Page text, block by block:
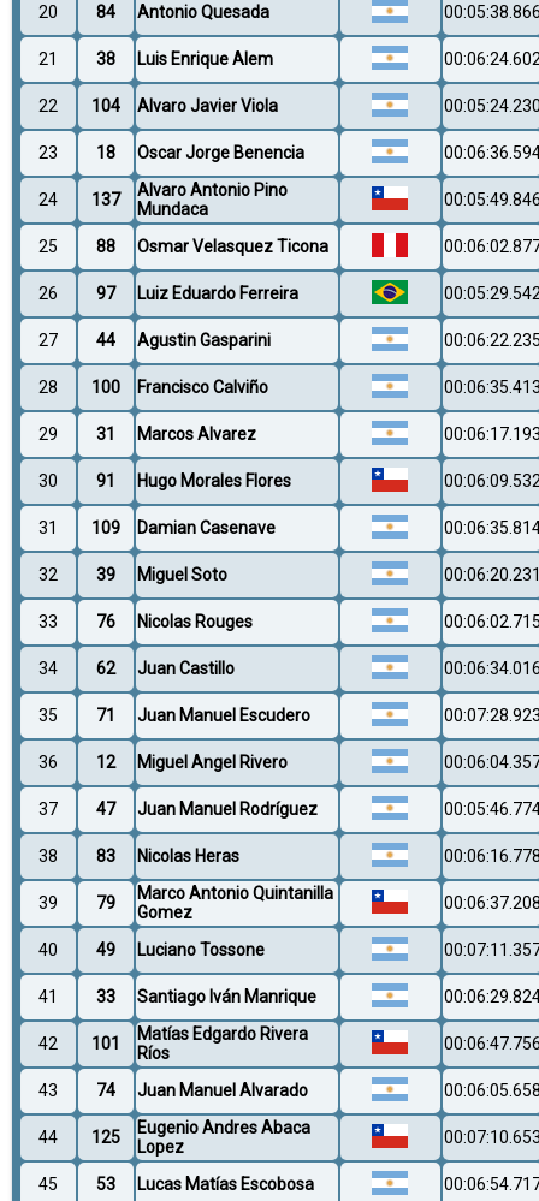
20 84 Antonio Quesada
21 38 Luis Enrique Alem
22 104 Alvaro Javier Viola
23 18 Oscar Jorge Benencia
24 137
Alvaro Antonio Pino
Mundaca
25 88 Osmar Velasquez Ticona
26 97 Luiz Eduardo Ferreira
27 44 Agustin Gasparini
28 100 Francisco Calviño
29 31 Marcos Alvarez
30 91 Hugo Morales Flores
31 109 Damian Casenave
32 39 Miguel Soto
33 76 Nicolas Rouges
34 62 Juan Castillo
35 71 Juan Manuel Escudero
36 12 Miguel Angel Rivero
37 47 Juan Manuel Rodríguez
38 83 Nicolas Heras
39 79
Marco Antonio Quintanilla
Gomez
40 49 Luciano Tossone
41 33 Santiago Iván Manrique
42 101
Matías Edgardo Rivera
Ríos
43 74 Juan Manuel Alvarado
44 125
Eugenio Andres Abaca
Lopez
45 53 Lucas Matías Escobosa